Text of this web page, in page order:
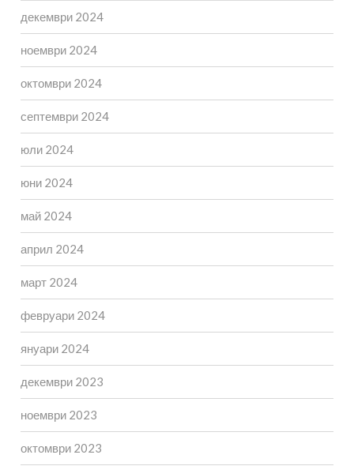
декември 2024
ноември 2024
октомври 2024
септември 2024
юли 2024
юни 2024
май 2024
април 2024
март 2024
февруари 2024
януари 2024
декември 2023
ноември 2023
октомври 2023